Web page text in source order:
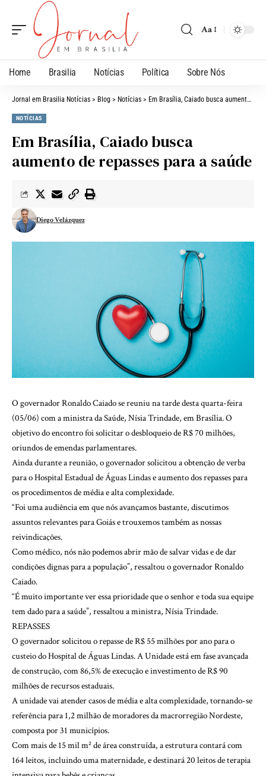
Aa
Home Brasilia Notícias Política Sobre Nós
Jornal em Brasilia Notícias > Blog > Notícias > Em Brasília, Caiado busca aumento de repasses para a saúde
NOTÍCIAS
Em Brasília, Caiado busca
aumento de repasses para a saúde
Diego Velázquez
O governador Ronaldo Caiado se reuniu na tarde desta quarta-feira
(05/06) com a ministra da Saúde, Nísia Trindade, em Brasília. O
objetivo do encontro foi solicitar o desbloqueio de R$ 70 milhões,
oriundos de emendas parlamentares.
Ainda durante a reunião, o governador solicitou a obtenção de verba
para o Hospital Estadual de Águas Lindas e aumento dos repasses para
os procedimentos de média e alta complexidade.
“Foi uma audiência em que nós avançamos bastante, discutimos
assuntos relevantes para Goiás e trouxemos também as nossas
reivindicações.
Como médico, nós não podemos abrir mão de salvar vidas e de dar
condições dignas para a população”, ressaltou o governador Ronaldo
Caiado.
“É muito importante ver essa prioridade que o senhor e toda sua equipe
tem dado para a saúde”, ressaltou a ministra, Nísia Trindade.
REPASSES
O governador solicitou o repasse de R$ 55 milhões por ano para o
custeio do Hospital de Águas Lindas. A Unidade está em fase avançada
de construção, com 86,5% de execução e investimento de R$ 90
milhões de recursos estaduais.
A unidade vai atender casos de média e alta complexidade, tornando-se
referência para 1,2 milhão de moradores da macrorregião Nordeste,
composta por 31 municípios.
Com mais de 15 mil m² de área construída, a estrutura contará com
164 leitos, incluindo uma maternidade, e destinará 20 leitos de terapia